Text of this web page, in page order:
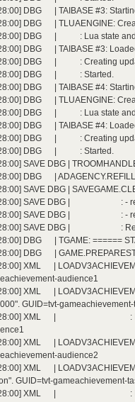
DBG | TAIBASE #3:
DBG | TLUAENGINE:
DBG | : Lua state and
DBG | TAIBASE #3:
DBG | : Creating
DBG | : Started.
DBG | TAIBASE #4:
DBG | TLUAENGINE:
DBG | : Lua state and
DBG | TAIBASE #4:
DBG | : Creating
DBG | : Started.
SAVE DBG |
DBG |
SAVE DBG |
SAVE DBG | : -
SAVE DBG | : -
SAVE DBG | :
DBG | TGAME: ======
DBG |
XML |
audience1
XML |
GUID=tvt-
XML | : Extending
XML |
audience2
XML |
GUID=tvt-gameachievement-
XML | : Extending